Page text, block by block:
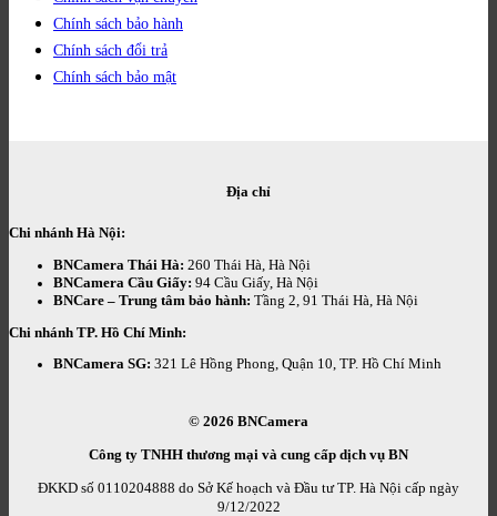
Chính sách bảo hành
Chính sách đổi trả
Chính sách bảo mật
Địa chỉ
Chi nhánh Hà Nội:
BNCamera Thái Hà: 260 Thái Hà, Hà Nội
BNCamera Cầu Giấy: 94 Cầu Giấy, Hà Nội
BNCare – Trung tâm bảo hành: Tầng 2, 91 Thái Hà, Hà Nội
Chi nhánh TP. Hồ Chí Minh:
BNCamera SG: 321 Lê Hồng Phong, Quận 10, TP. Hồ Chí Minh
© 2026 BNCamera
Công ty TNHH thương mại và cung cấp dịch vụ BN
ĐKKD số 0110204888 do Sở Kế hoạch và Đầu tư TP. Hà Nội cấp ngày
9/12/2022